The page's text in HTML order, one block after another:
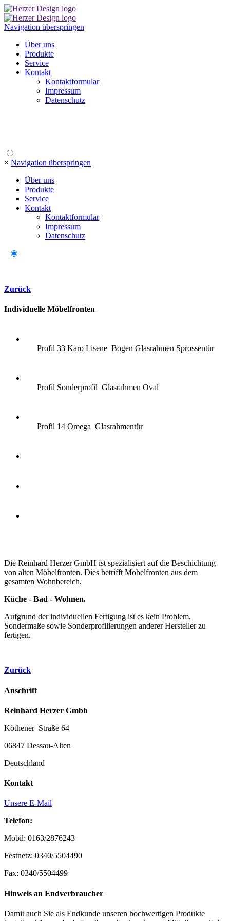
Navigation überspringen
Über uns
Produkte
Service
Kontakt
Kontaktformular
Impressum
Datenschutz
× Navigation überspringen
Über uns
Produkte
Service
Kontakt
Kontaktformular
Impressum
Datenschutz
Zurück
Individuelle Möbelfronten
Profil 33 Karo Lisene Bogen Glasrahmen Sprossentür
Profil Sonderprofil Glasrahmen Oval
Profil 14 Omega Glasrahmentür
Die Reinhard Herzer GmbH ist spezialisiert auf die Beschichtung
von alten Möbelfronten. Dies betrifft Möbelfronten aus dem
gesamten Wohnbereich.
Küche - Bad - Wohnen.
Aufgrund der individuellen Fertigung ist es kein Problem,
Sondermaße sowie Sonderprofilierungen anderer Hersteller zu
fertigen.
Zurück
Anschrift
Reinhard Herzer Gmbh
Köthener Straße 64
06847 Dessau-Alten
Deutschland
Kontakt
Unsere E-Mail
Telefon:
Mobil: 0163/2876243
Festnetz: 0340/5504490
Fax: 0340/5504499
Hinweis an Endverbraucher
Damit auch Sie als Endkunde unseren hochwertigen Produkte